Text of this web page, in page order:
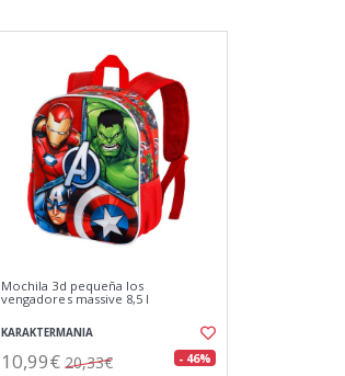
Mochila 3d pequeña los
vengadores massive 8,5 l
KARAKTERMANIA
10,99€ 20,33€ - 46%